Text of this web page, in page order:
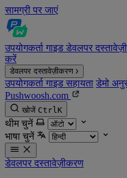
सामग्री पर जाएं
उपयोगकर्ता गाइड डेवलपर
करें
डेवलपर दस्तावेज़ीकरण
उपयोगकर्ता गाइड सहायता डेमो
Pushwoosh.com
खोजें CtrlK
थीम चुनें
भाषा चुनें
डेवलपर दस्तावेज़ीकरण